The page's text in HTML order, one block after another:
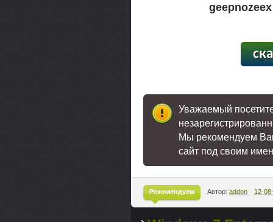
Уважаемый
Мы рекомендуем
сайт под своим
Рекомендуем
^
Автор:addon 12-